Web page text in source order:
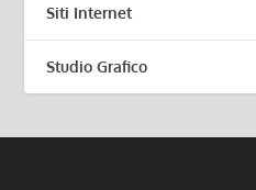
Siti Internet
Studio Grafico